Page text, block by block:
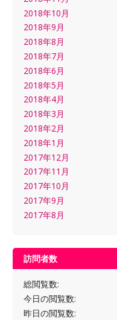
2018年10月
2018年9月
2018年8月
2018年7月
2018年6月
2018年5月
2018年4月
2018年3月
2018年2月
2018年1月
2017年12月
2017年11月
2017年10月
2017年9月
2017年8月
訪問者数
総閲覧数:
今日の閲覧数:
昨日の閲覧数: